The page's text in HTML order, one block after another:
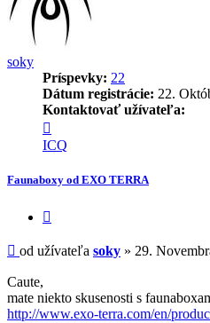
soky
Príspevky: 22
Dátum registrácie: 22.
Kontaktovať užívateľa:
informácie
užívateľa
soky
ICQ
Faunaboxy od EXO TERRA
Príspevok
od užívateľa soky » 29.
Caute,
mate niekto skusenosti s
http://www.exo-terra.com/en/